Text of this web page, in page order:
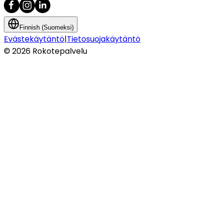
Finnish (Suomeksi)
Evästekäytäntö|Tietosuojakäytäntö
©2026 Rokotepalvelu